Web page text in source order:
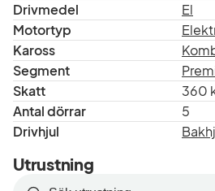
Drivmedel
El
Motortyp
Kaross
Segment
Skatt
360
Antal dörrar
5
Drivhjul
Utrustning